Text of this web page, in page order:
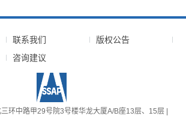
联系我们
版权公告
咨询建议
环中路甲29号院3号楼华龙大厦A/B座13层、15层 |